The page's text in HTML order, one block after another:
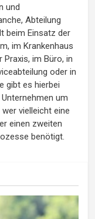
und
Abteilung
beim Einsatz der
im Krankenhaus
im Büro, in
oder in
gibt es hierbei
um
vielleicht eine
einen zweiten
benötigt.